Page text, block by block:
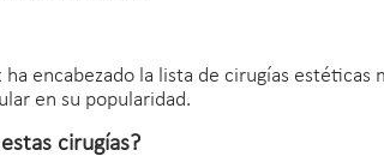
encabezado la lista de cirugías estéticas
en su popularidad.
cirugías?